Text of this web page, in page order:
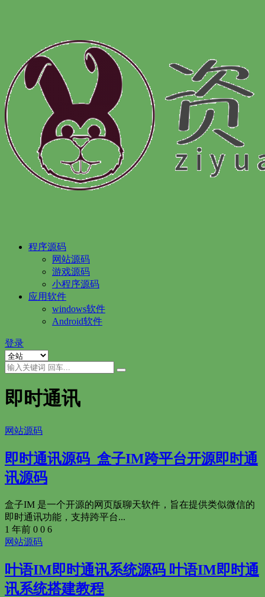
程序源码
网站源码
游戏源码
小程序源码
应用软件
windows软件
Android软件
登录
即时通讯
网站源码
即时通讯源码_盒子IM跨平台开源即时通
讯源码
盒子IM 是一个开源的网页版聊天软件，旨在提供类似微信的
即时通讯功能，支持跨平台...
1 年前 0 0 6
网站源码
叶语IM即时通讯系统源码 叶语IM即时通
讯系统搭建教程